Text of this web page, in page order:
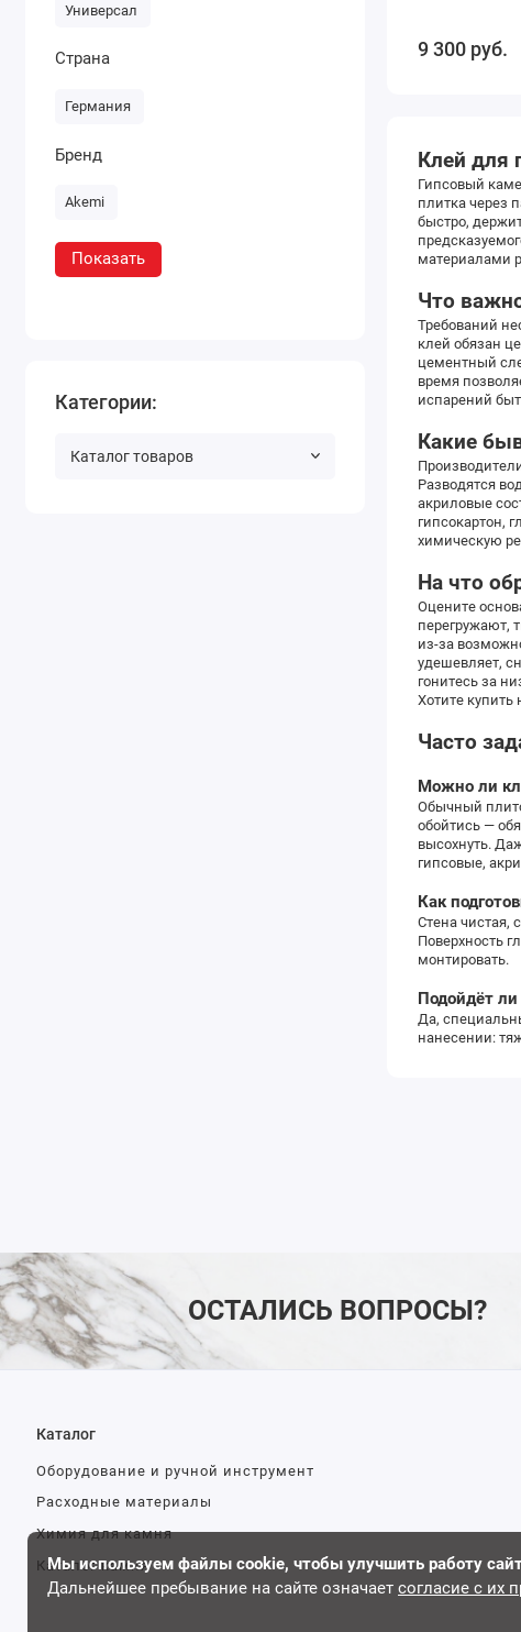
Универсал
Страна
Германия
Бренд
Akemi
Показать
Категории:
Каталог товаров
9 300 руб.
Клей для
Гипсовый
плитка через
быстро,
материалами
Что
Требований
клей обязан
цементный
время
испарений
Какие
Разводятся
акриловые
гипсокартон,
химическую
На что
Оцените
перегружают,
из-за
удешевляет,
гонитесь за
Хотите
Часто
Можно ли
Обычный
обойтись —
высохнуть.
гипсовые,
Как
Стена чистая,
Поверхность
монтировать.
Подойдёт
Да,
нанесении:
ОСТАЛИСЬ ВОПРОСЫ?
Каталог
Оборудование и ручной инструмент
Расходные материалы
Химия для камня
Каталог камня
Мы используем файлы cookie, чтобы улучшить работу
Дальнейшее пребывание на сайте означает согласие с их